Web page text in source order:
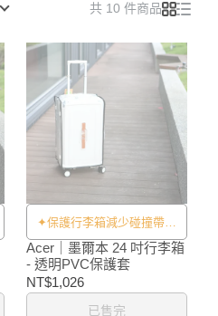
共 10 件商品
✦保護行李箱減少碰撞帶來
的衝擊及刮傷✦
Acer｜墨爾本 24 吋行李箱
- 透明PVC保護套
NT$1,026
已售完